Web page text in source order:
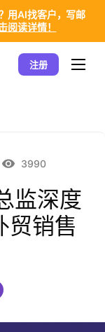
注册
3990
监深度
贸销售
用AI找客户，写邮
阅读详情！